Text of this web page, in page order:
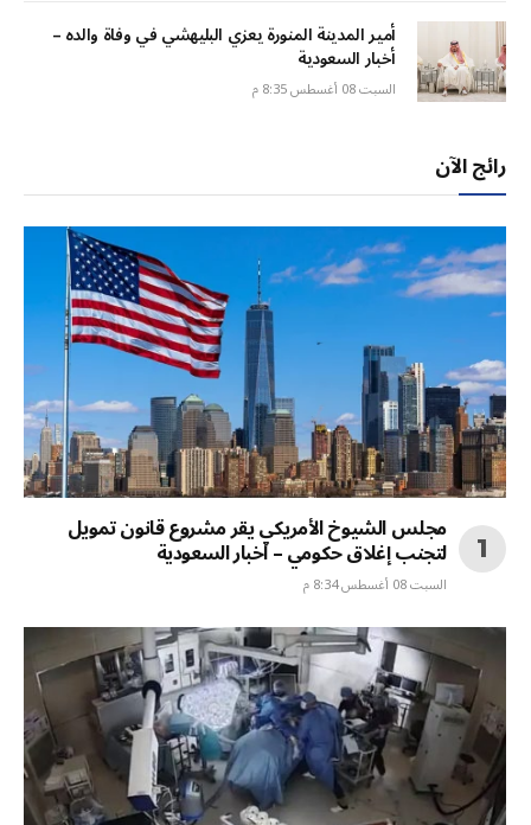
أمير المدينة المنورة يعزي البليهشي في وفاة والده –
أخبار السعودية
السبت 08 أغسطس 8:35 م
رائج الآن
مجلس الشيوخ الأمريكي يقر مشروع قانون تمويل
لتجنب إغلاق حكومي – أخبار السعودية
السبت 08 أغسطس 8:34 م